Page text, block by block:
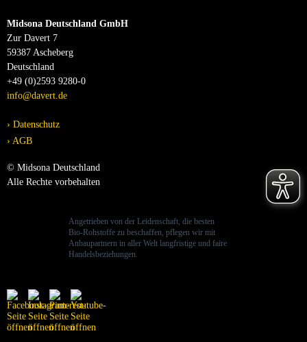
Midsona Deutschland GmbH
Zur Davert 7
59387 Ascheberg
Deutschland
+49 (0)2593 9280-0
info@davert.de
Datenschutz
AGB
© Midsona Deutschland
Alle Rechte vorbehalten
Angetrieben von der Leidenschaft, die besten
Bio-Rohstoffe zu beschaffen, pflegen wir mit
Anbaupartnern in aller Welt langfristige und faire
Handelsbeziehungen.